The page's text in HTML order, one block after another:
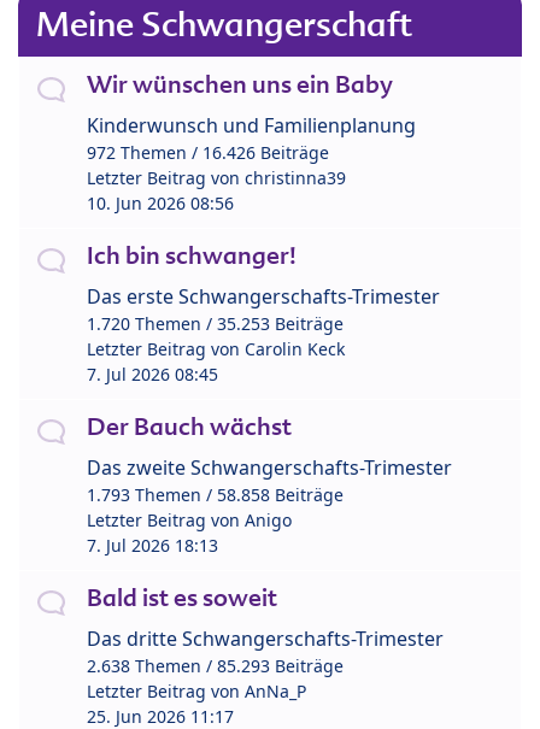
Meine Schwangerschaft
Wir wünschen uns ein Baby
Kinderwunsch und Familienplanung
972 Themen / 16.426 Beiträge
Letzter Beitrag von christinna39
10. Jun 2026 08:56
Ich bin schwanger!
Das erste Schwangerschafts-Trimester
1.720 Themen / 35.253 Beiträge
Letzter Beitrag von Carolin Keck
7. Jul 2026 08:45
Der Bauch wächst
Das zweite Schwangerschafts-Trimester
1.793 Themen / 58.858 Beiträge
Letzter Beitrag von Anigo
7. Jul 2026 18:13
Bald ist es soweit
Das dritte Schwangerschafts-Trimester
2.638 Themen / 85.293 Beiträge
Letzter Beitrag von AnNa_P
25. Jun 2026 11:17